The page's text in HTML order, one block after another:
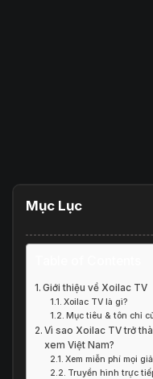
Mục Lục
Giới thiệu về Xoilac TV
Xoilac TV là gì?
Mục tiêu & tôn chỉ
Vì sao Xoilac TV trở
xem Việt Nam?
Xem miễn phí mọi
Truyền hình trực